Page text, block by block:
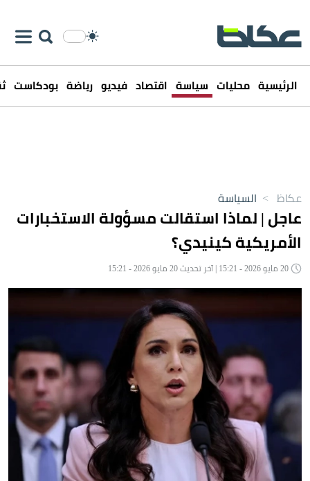
الرئيسية محليات سياسة اقتصاد فيديو رياضة بودكاست
عكاظ > السياسة
عاجل | لماذا استقالت مسؤولة الاستخبارات
الأمريكية كينيدي؟